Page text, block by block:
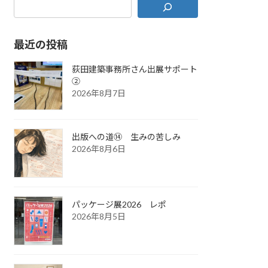
最近の投稿
荻田建築事務所さん出展サポート
②
2026年8月7日
出版への道⑭ 生みの苦しみ
2026年8月6日
パッケージ展2026 レポ
2026年8月5日